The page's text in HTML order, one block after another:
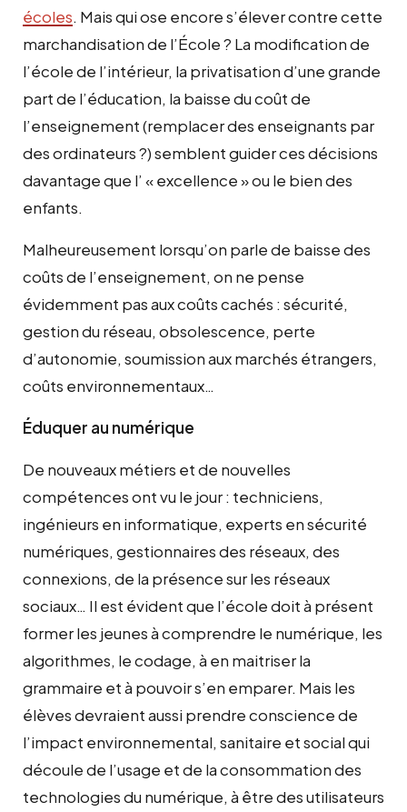
écoles. Mais qui ose encore s’élever contre cette
marchandisation de l’École ? La modification de
l’école de l’intérieur, la privatisation d’une grande
part de l’éducation, la baisse du coût de
l’enseignement (remplacer des enseignants par
des ordinateurs ?) semblent guider ces décisions
davantage que l’ « excellence » ou le bien des
enfants.
Malheureusement lorsqu’on parle de baisse des
coûts de l’enseignement, on ne pense
évidemment pas aux coûts cachés : sécurité,
gestion du réseau, obsolescence, perte
d’autonomie, soumission aux marchés étrangers,
coûts environnementaux…
Éduquer au numérique
De nouveaux métiers et de nouvelles
compétences ont vu le jour : techniciens,
ingénieurs en informatique, experts en sécurité
numériques, gestionnaires des réseaux, des
connexions, de la présence sur les réseaux
sociaux… Il est évident que l’école doit à présent
former les jeunes à comprendre le numérique, les
algorithmes, le codage, à en maitriser la
grammaire et à pouvoir s’en emparer. Mais les
élèves devraient aussi prendre conscience de
l’impact environnemental, sanitaire et social qui
découle de l’usage et de la consommation des
technologies du numérique, à être des utilisateurs